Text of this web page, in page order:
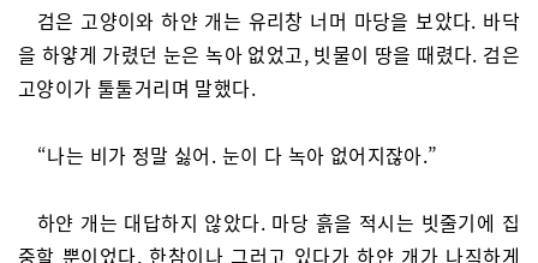
검은 고양이와 하얀 개는 유리창 너머 마당을 보았다. 바닥
을 하얗게 가렸던 눈은 녹아 없었고, 빗물이 땅을 때렸다. 검은
고양이가 툴툴거리며 말했다.
“나는 비가 정말 싫어. 눈이 다 녹아 없어지잖아.”
하얀 개는 대답하지 않았다. 마당 흙을 적시는 빗줄기에 집
중할 뿐이었다. 한참이나 그러고 있다가 하얀 개가 나직하게